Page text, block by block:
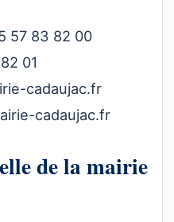
57 83 82 00
01
cadaujac.fr
cadaujac.fr
de la mairie